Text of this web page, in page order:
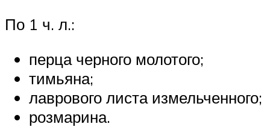
По 1 ч. л.:
перца черного молотого;
тимьяна;
лаврового листа измельченного;
розмарина.